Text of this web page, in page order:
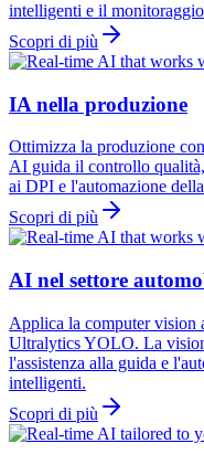
intelligenti e il
Scopri di più
IA nella produzione
Ottimizza la produzione
AI guida il controllo
ai DPI e l'automazione
Scopri di più
AI nel settore
Applica la computer vision
Ultralytics YOLO. La
l'assistenza alla guida e
intelligenti.
Scopri di più